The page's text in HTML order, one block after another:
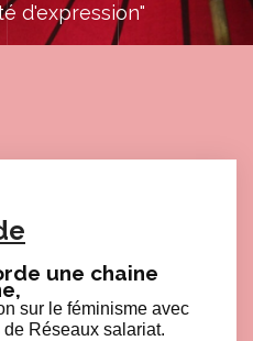
d'expression"
une chaine
sur le féminisme avec
Réseaux salariat.